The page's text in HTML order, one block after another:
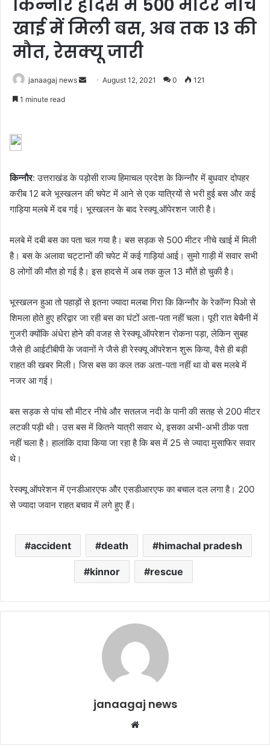
किन्नौर हादसे में 500 मीटर नीचे
खाई में मिली बस, अब तक 13 की
मौत, रेसक्यू जारी
janaagaj news
SendAugust 12, 2021 0 121
1 minute read
किन्नौर: उत्तराखंड के पड़ोसी राज्य हिमाचल प्रदेश के किन्नौर में बुधवार दोपहर
करीब 12 बजे भूस्खलन की चपेट में आने से एक यात्रियों से भरी हुई बस और कई
गाड़िया मलबे में दब गई। भूस्खलन के बाद रेस्क्यू ऑपेरशन जारी है।
मलबे में दबी बस का पता चल गया है। बस सड़क से 500 मीटर नीचे खाई में मिली
है। बस के अलावा चट्टानों की चपेट में कई गाड़ियां आई। सुमो गाड़ी में सवार सभी
8 लोगों की मौत हो गई है। इस हादसे में अब तक कुल 13 मौतें हो चुकी है।
भूस्खलन हुआ तो पहाड़ों से इतना ज्यादा मलबा गिरा कि किन्नौर के रेकॉन्ग पिओ से
शिमला होते हुए हरिद्वार जा रही बस का घंटों अता-पता नहीं चला। पूरी रात बेचैनी में
गुजरी क्योंकि अंधेरा होने की वजह से रेस्क्यू ऑपरेशन रोकना पड़ा, लेकिन सुबह
जैसे ही आईटीबीपी के जवानों ने जैसे ही रेस्क्यू ऑपरेशन शुरू किया, वैसे ही बड़ी
राहत की खबर मिली। जिस बस का कल तक अता-पता नहीं था वो बस मलबे में
नजर आ गई।
बस सड़क से पांच सौ मीटर नीचे और सतलज नदी के पानी की सतह से 200 मीटर
लटकी पड़ी थी। उस बस में कितने यात्री सवार थे, इसका अभी-अभी ठीक पता
नहीं चला है। हालांकि दावा किया जा रहा है कि बस में 25 से ज्यादा मुसाफिर सवार
थे।
रेस्क्यू ऑपरेशन में एनडीआरएफ और एसडीआरएफ का बचाल दल लगा है। 200
से ज्यादा जवान राहत बचाव में लगे हुए हैं।
accident death himachal pradesh
kinnor rescue
janaagaj news
Website